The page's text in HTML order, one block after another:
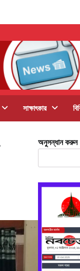
সাক্ষাৎকার
অনুসন্ধান করুন